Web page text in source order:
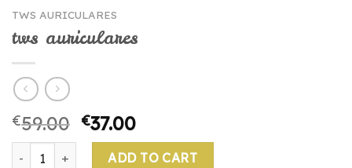
TWS AURICULARES
tws auriculares
€59.00 €37.00
tws auriculares quantityADD TO CART